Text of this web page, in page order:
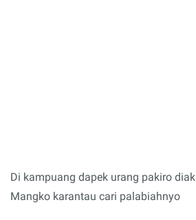
Di kampuang dapek urang pakiro diak
Mangko karantau cari palabiahnyo